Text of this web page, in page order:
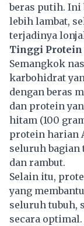
beras putih. Ini
lebih lambat,
terjadinya
Tinggi Protein
Semangkok
karbohidrat
dengan beras
dan protein
hitam (100
protein harian
seluruh bagian
dan rambut.
Selain itu,
yang
seluruh tubuh,
secara optimal.